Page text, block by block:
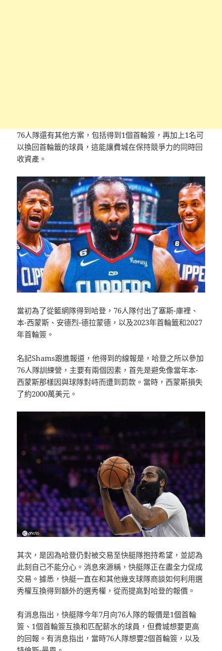
76人隊還有其他方案，包括得到1個首輪簽，再加上1名可
以換回首輪籤的球員，這能讓費城在保持競爭力的同時回
收資產。
當初為了從籃網隊得到哈登，76人隊付出了塞斯-庫裡、
本-西蒙斯、安德烈-德拉蒙德，以及2023年首輪籤和2027
年首輪簽。
名記Shams跟進報道，他得到的線報是，哈登之所以參加
76人隊訓練營，主要有兩個因素，首先是避免像當年本-
西蒙斯那樣因與球隊對峙而遭到罰款。當時，西蒙斯損失
了約2000萬美元。
其次，是因為哈登仍對被交易至快艇隊抱持希望，並認為
此刻自己不能分心。消息來源稱，快艇隊正在盡全力促成
交易。據悉，快艇一直在和其他幾支球隊商談如何利用選
秀權互換得到額外的選秀權，從而提高對哈登的報價。
有消息指出，快艇隊今年7月向76人隊的報價是1個首輪
簽、1個首輪簽互換和匹配薪水的球員，但費城想要更高
的回報。有消息指出，當時76人隊想要2個首輪簽，以及